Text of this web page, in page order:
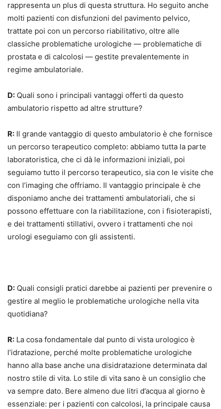
rappresenta un plus di questa struttura. Ho seguito anche
molti pazienti con disfunzioni del pavimento pelvico,
trattate poi con un percorso riabilitativo, oltre alle
classiche problematiche urologiche — problematiche di
prostata e di calcolosi — gestite prevalentemente in
regime ambulatoriale.
D: Quali sono i principali vantaggi offerti da questo
ambulatorio rispetto ad altre strutture?
R: Il grande vantaggio di questo ambulatorio è che fornisce
un percorso terapeutico completo: abbiamo tutta la parte
laboratoristica, che ci dà le informazioni iniziali, poi
seguiamo tutto il percorso terapeutico, sia con le visite che
con l’imaging che offriamo. Il vantaggio principale è che
disponiamo anche dei trattamenti ambulatoriali, che si
possono effettuare con la riabilitazione, con i fisioterapisti,
e dei trattamenti stillativi, ovvero i trattamenti che noi
urologi eseguiamo con gli assistenti.
D: Quali consigli pratici darebbe ai pazienti per prevenire o
gestire al meglio le problematiche urologiche nella vita
quotidiana?
R: La cosa fondamentale dal punto di vista urologico è
l’idratazione, perché molte problematiche urologiche
hanno alla base anche una disidratazione determinata dal
nostro stile di vita. Lo stile di vita sano è un consiglio che
va sempre dato. Bere almeno due litri d’acqua al giorno è
essenziale: per i pazienti con calcolosi, la principale causa